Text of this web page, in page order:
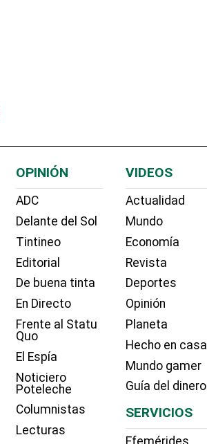
OPINIÓN
ADC
Delante del Sol
Tintineo
Editorial
De buena tinta
En Directo
Frente al Statu
Quo
El Espía
Noticiero
Poteleche
Columnistas
Lecturas
VIDEOS
Actualidad
Mundo
Economía
Revista
Deportes
Opinión
Planeta
Hecho en casa
Mundo gamer
Guía del dinero
SERVICIOS